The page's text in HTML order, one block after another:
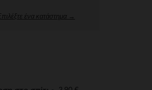
ένα κατάστημα →